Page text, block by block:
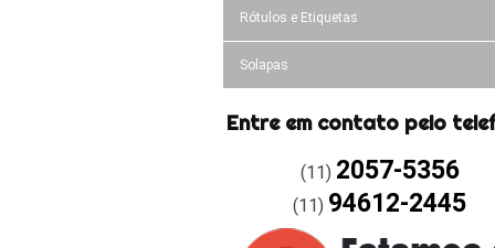
Rótulos e Etiquetas
Solapas
Entre em contato pelo
(11) 2057-5356
(11) 94612-2445